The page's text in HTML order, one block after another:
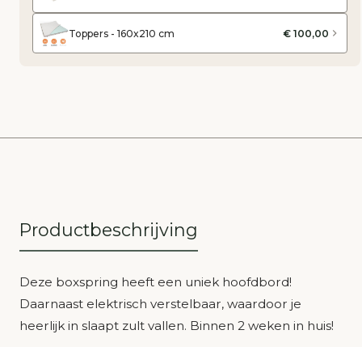
Toppers - 160x210 cm € 100,00
Productbeschrijving
Deze boxspring heeft een uniek hoofdbord!
Daarnaast elektrisch verstelbaar, waardoor je
heerlijk in slaapt zult vallen. Binnen 2 weken in huis!